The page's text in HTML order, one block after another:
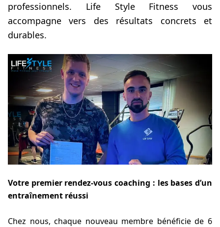
professionnels. Life Style Fitness vous
accompagne vers des résultats concrets et
durables.
Votre premier rendez-vous coaching : les bases d’un
entraînement réussi
Chez nous, chaque nouveau membre bénéficie de 6